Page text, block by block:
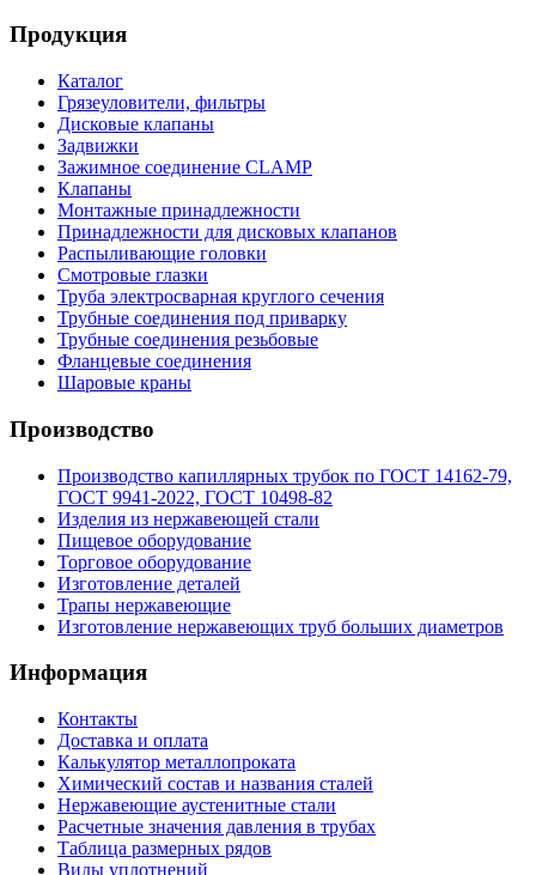
Продукция
Каталог
Грязеуловители, фильтры
Дисковые клапаны
Задвижки
Зажимное соединение CLAMP
Клапаны
Монтажные принадлежности
Принадлежности для дисковых клапанов
Распыливающие головки
Смотровые глазки
Труба электросварная круглого сечения
Трубные соединения под приварку
Трубные соединения резьбовые
Фланцевые соединения
Шаровые краны
Производство
Производство капиллярных трубок по ГОСТ 14162-79,
ГОСТ 9941-2022, ГОСТ 10498-82
Изделия из нержавеющей стали
Пищевое оборудование
Торговое оборудование
Изготовление деталей
Трапы нержавеющие
Изготовление нержавеющих труб больших диаметров
Информация
Контакты
Доставка и оплата
Калькулятор металлопроката
Химический состав и названия сталей
Нержавеющие аустенитные стали
Расчетные значения давления в трубах
Таблица размерных рядов
Виды уплотнений